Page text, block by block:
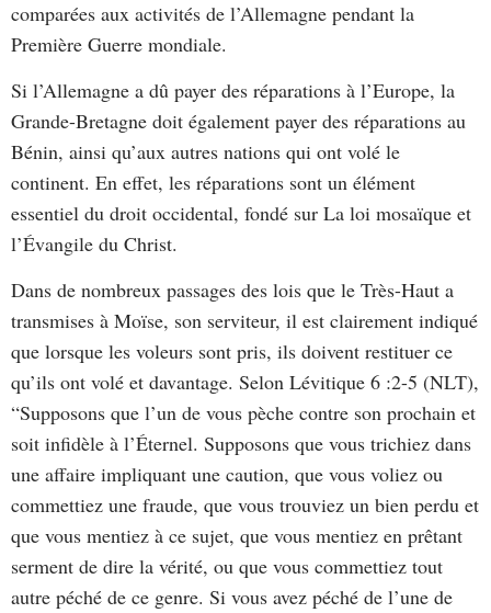
comparées aux activités de l’Allemagne pendant la
Première Guerre mondiale.
Si l’Allemagne a dû payer des réparations à l’Europe, la
Grande-Bretagne doit également payer des réparations au
Bénin, ainsi qu’aux autres nations qui ont volé le
continent. En effet, les réparations sont un élément
essentiel du droit occidental, fondé sur La loi mosaïque et
l’Évangile du Christ.
Dans de nombreux passages des lois que le Très-Haut a
transmises à Moïse, son serviteur, il est clairement indiqué
que lorsque les voleurs sont pris, ils doivent restituer ce
qu’ils ont volé et davantage. Selon Lévitique 6 :2-5 (NLT),
“Supposons que l’un de vous pèche contre son prochain et
soit infidèle à l’Éternel. Supposons que vous trichiez dans
une affaire impliquant une caution, que vous voliez ou
commettiez une fraude, que vous trouviez un bien perdu et
que vous mentiez à ce sujet, que vous mentiez en prêtant
serment de dire la vérité, ou que vous commettiez tout
autre péché de ce genre. Si vous avez péché de l’une de